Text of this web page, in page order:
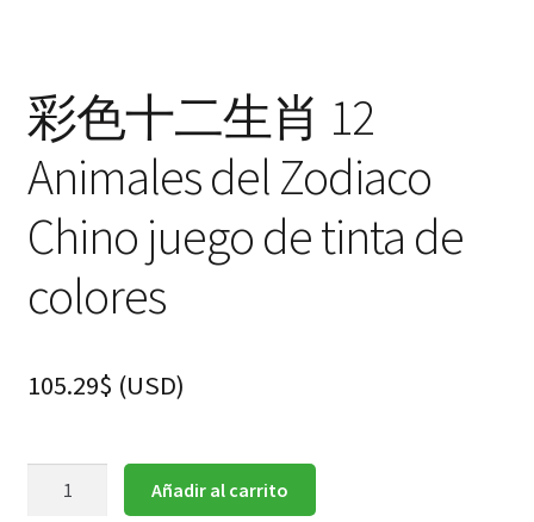
彩色十二生肖 12
Animales del Zodiaco
Chino juego de tinta de
colores
105.29$ (USD)
Añadir al carrito